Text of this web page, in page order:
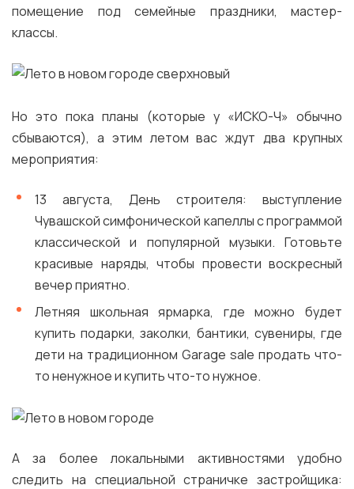
помещение под семейные праздники, мастер-
классы.
Но это пока планы (которые у «ИСКО-Ч» обычно
сбываются), а этим летом вас ждут два крупных
мероприятия:
13 августа, День строителя: выступление
Чувашской симфонической капеллы с программой
классической и популярной музыки. Готовьте
красивые наряды, чтобы провести воскресный
вечер приятно.
Летняя школьная ярмарка, где можно будет
купить подарки, заколки, бантики, сувениры, где
дети на традиционном Garage sale продать что-
то ненужное и купить что-то нужное.
А за более локальными активностями удобно
следить на специальной страничке застройщика: